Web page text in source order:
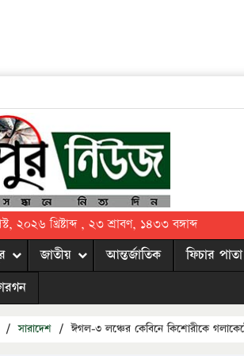
২০২৬ খ্রিষ্টাব্দ , ২৩ শ্রাবণ, ১৪৩৩ বঙ্গাব্দ
জাতীয় আন্তর্জাতিক ফিচার পাতা
/ সারাদেশ / ঈগল-৩ লঞ্চের কেবিনে কিশোরীকে